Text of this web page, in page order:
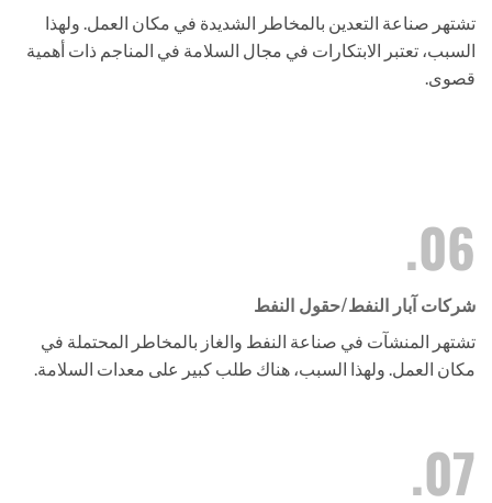
تشتهر صناعة التعدين بالمخاطر الشديدة في مكان العمل. ولهذا
السبب، تعتبر الابتكارات في مجال السلامة في المناجم ذات أهمية
قصوى.
06.
شركات آبار النفط/حقول النفط
تشتهر المنشآت في صناعة النفط والغاز بالمخاطر المحتملة في
مكان العمل. ولهذا السبب، هناك طلب كبير على معدات السلامة.
07.